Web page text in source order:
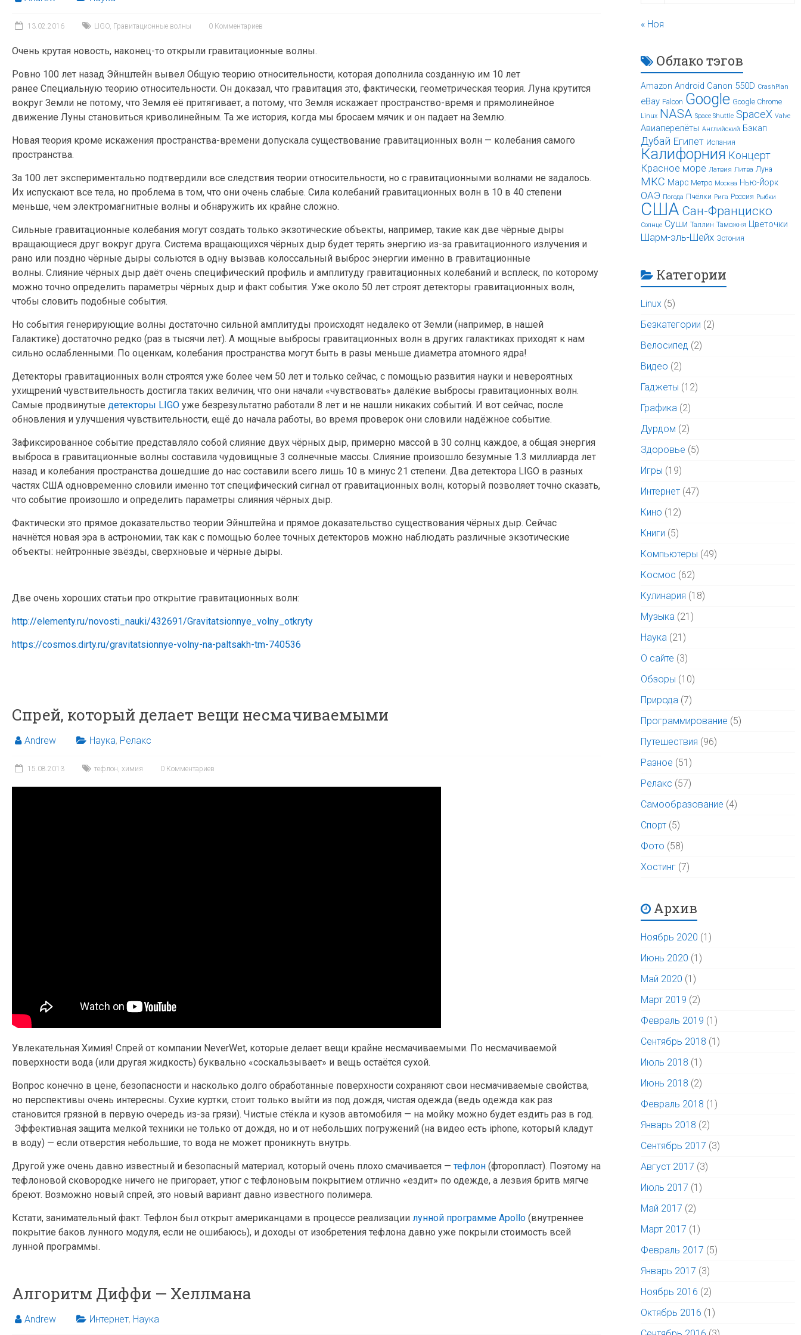
13.02.2016 LIGO, Гравитационные волны 0 Комментариев
Очень крутая новость, наконец-то открыли гравитационные волны.
Ровно 100 лет назад Эйнштейн вывел Общую теорию относительности, которая дополнила созданную им 10 лет
ранее Специальную теорию относительности. Он доказал, что гравитация это, фактически, геометрическая теория. Луна крутится
вокруг Земли не потому, что Земля её притягивает, а потому, что Земля искажает пространство-время и прямолинейное
движение Луны становиться криволинейным. Та же история, когда мы бросаем мячик и он падает на Землю.
Новая теория кроме искажения пространства-времени допускала существование гравитационных волн — колебания самого
пространства.
За 100 лет экспериментально подтвердили все следствия теории относительности, но с гравитационными волнами не задалось.
Их испускают все тела, но проблема в том, что они очень слабые. Сила колебаний гравитационных волн в 10 в 40 степени
меньше, чем электромагнитные волны и обнаружить их крайне сложно.
Сильные гравитационные колебания могут создать только экзотические объекты, например, такие как две чёрные дыры
вращающиеся друг вокруг друга. Система вращающихся чёрных дыр будет терять энергию из-за гравитационного излучения и
рано или поздно чёрные дыры сольются в одну вызвав колоссальный выброс энергии именно в гравитационные
волны. Слияние чёрных дыр даёт очень специфический профиль и амплитуду гравитационных колебаний и всплеск, по которому
можно точно определить параметры чёрных дыр и факт события. Уже около 50 лет строят детекторы гравитационных волн,
чтобы словить подобные события.
Но события генерирующие волны достаточно сильной амплитуды происходят недалеко от Земли (например, в нашей
Галактике) достаточно редко (раз в тысячи лет). А мощные выбросы гравитационных волн в других галактиках приходят к нам
сильно ослабленными. По оценкам, колебания пространства могут быть в разы меньше диаметра атомного ядра!
Детекторы гравитационных волн строятся уже более чем 50 лет и только сейчас, с помощью развития науки и невероятных
ухищрений чувствительность достигла таких величин, что они начали «чувствовать» далёкие выбросы гравитационных волн.
Самые продвинутые детекторы LIGO уже безрезультатно работали 8 лет и не нашли никаких событий. И вот сейчас, после
обновления и улучшения чувствительности, ещё до начала работы, во время проверок они словили надёжное событие.
Зафиксированное событие представляло собой слияние двух чёрных дыр, примерно массой в 30 солнц каждое, а общая энергия
выброса в гравитационные волны составила чудовищные 3 солнечные массы. Слияние произошло безумные 1.3 миллиарда лет
назад и колебания пространства дошедшие до нас составили всего лишь 10 в минус 21 степени. Два детектора LIGO в разных
частях США одновременно словили именно тот специфический сигнал от гравитационных волн, который позволяет точно сказать,
что событие произошло и определить параметры слияния чёрных дыр.
Фактически это прямое доказательство теории Эйнштейна и прямое доказательство существования чёрных дыр. Сейчас
начнётся новая эра в астрономии, так как с помощью более точных детекторов можно наблюдать различные экзотические
объекты: нейтронные звёзды, сверхновые и чёрные дыры.
Две очень хороших статьи про открытие гравитационных волн:
http://elementy.ru/novosti_nauki/432691/Gravitatsionnye_volny_otkryty
https://cosmos.dirty.ru/gravitatsionnye-volny-na-paltsakh-tm-740536
Спрей, который делает вещи несмачиваемыми
Andrew Наука, Релакс
15.08.2013 тефлон, химия 0 Комментариев
Увлекательная Химия! Спрей от компании NeverWet, которые делает вещи крайне несмачиваемыми. По несмачиваемой
поверхности вода (или другая жидкость) буквально «соскальзывает» и вещь остаётся сухой.
Вопрос конечно в цене, безопасности и насколько долго обработанные поверхности сохраняют свои несмачиваемые свойства,
но перспективы очень интересны. Сухие куртки, стоит только выйти из под дождя, чистая одежда (ведь одежда как раз
становится грязной в первую очередь из-за грязи). Чистые стёкла и кузов автомобиля — на мойку можно будет ездить раз в год.
Эффективная защита мелкой техники не только от дождя, но и от небольших погружений (на видео есть iphone, который кладут
в воду) — если отверстия небольшие, то вода не может проникнуть внутрь.
Другой уже очень давно известный и безопасный материал, который очень плохо смачивается — тефлон (фторопласт). Поэтому на
тефлоновой сковородке ничего не пригорает, утюг с тефлоновым покрытием отлично «ездит» по одежде, а лезвия бритв мягче
бреют. Возможно новый спрей, это новый вариант давно известного полимера.
Кстати, занимательный факт. Тефлон был открыт американцами в процессе реализации лунной программе Apollo (внутреннее
покрытие баков лунного модуля, если не ошибаюсь), и доходы от изобретения тефлона давно уже покрыли стоимость всей
лунной программы.
Алгоритм Диффи — Хеллмана
Andrew Интернет, Наука
« Ноя
Облако тэгов
Amazon Android Canon 550D CrashPlan
eBay Falcon Google Google Chrome
Linux NASA Space Shuttle SpaceX Valve
Авиаперелёты Английский Бэкап
Дубай Египет Испания
Калифорния Концерт
Красное море Латвия Литва Луна
МКС Марс Метро Москва Нью-Йорк
ОАЭ Погода Пчёлки Рига Россия Рыбки
США Сан-Франциско
Солнце Суши Таллин Таможня Цветочки
Шарм-эль-Шейх Эстония
Категории
Linux (5)
Безкатегории (2)
Велосипед (2)
Видео (2)
Гаджеты (12)
Графика (2)
Дурдом (2)
Здоровье (5)
Игры (19)
Интернет (47)
Кино (12)
Книги (5)
Компьютеры (49)
Космос (62)
Кулинария (18)
Музыка (21)
Наука (21)
О сайте (3)
Обзоры (10)
Природа (7)
Программирование (5)
Путешествия (96)
Разное (51)
Релакс (57)
Самообразование (4)
Спорт (5)
Фото (58)
Хостинг (7)
Архив
Ноябрь 2020 (1)
Июнь 2020 (1)
Май 2020 (1)
Март 2019 (2)
Февраль 2019 (1)
Сентябрь 2018 (1)
Июль 2018 (1)
Июнь 2018 (2)
Февраль 2018 (1)
Январь 2018 (2)
Сентябрь 2017 (3)
Август 2017 (3)
Июль 2017 (1)
Май 2017 (2)
Март 2017 (1)
Февраль 2017 (5)
Январь 2017 (3)
Ноябрь 2016 (2)
Октябрь 2016 (1)